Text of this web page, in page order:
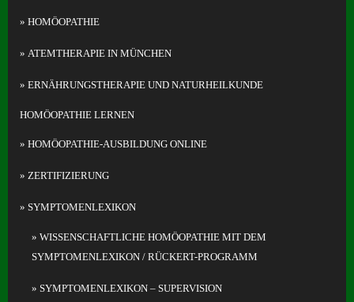
e in
hen
HOMÖOPATHIE
ATEMTHERAPIE IN MÜNCHEN
ERNÄHRUNGS­THERAPIE UND NATURHEILKUNDE
HOMÖOPATHIE LERNEN
HOMÖOPATHIE-AUSBILDUNG ONLINE
ZERTIFIZIERUNG
SYMPTOMENLEXIKON
WISSENSCHAFTLICHE HOMÖOPATHIE MIT DEM
SYMPTOMENLEXIKON / RÜCKERT-PROGRAMM
SYMPTOMENLEXIKON – SUPERVISION